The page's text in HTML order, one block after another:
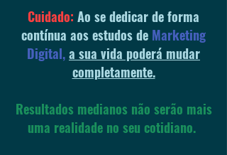
Cuidado: Ao se dedicar de forma
contínua aos estudos de Marketing
Digital,a sua vida poderá mudar
completamente.
Resultados medianos não serão mais
uma realidade no seu cotidiano.